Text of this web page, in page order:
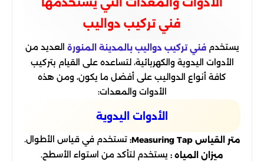
الأدوات والمعدات التي يستخدمها
فني تركيب دواليب
يستخدمفني تركيب دواليب بالمدينة المنورة العديد من
الأدوات اليدوية والكهربائية، لتساعده على القيام بتركيب
كافة أنواع الدواليب على أفضل ما يكون، ومن هذه
الأدوات والمعدات:
الأدوات اليدوية
متر القياسMeasuring Tap: تستخدم في قياس الأطوال.
ميزان المياه : يستخدم لتأكد من استواء الأسطح.